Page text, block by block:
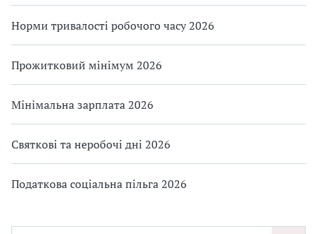
Норми тривалості робочого часу 2026
Прожитковий мінімум 2026
Мінімальна зарплата 2026
Святкові та неробочі дні 2026
Податкова соціальна пільга 2026